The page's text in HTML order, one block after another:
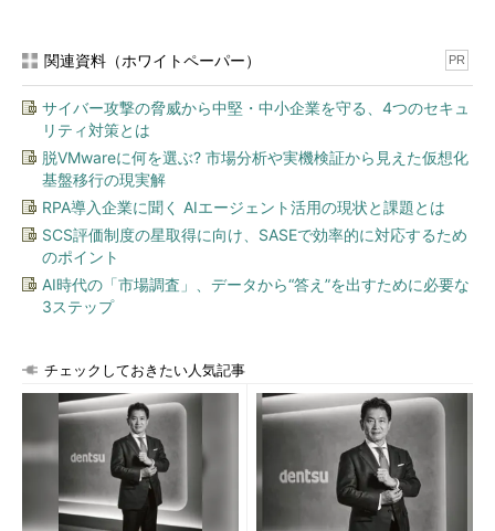
関連資料（ホワイトペーパー） PR
サイバー攻撃の脅威から中堅・中小企業を守る、4つのセキュ
リティ対策とは
脱VMwareに何を選ぶ? 市場分析や実機検証から見えた仮想化
基盤移行の現実解
RPA導入企業に聞く AIエージェント活用の現状と課題とは
SCS評価制度の星取得に向け、SASEで効率的に対応するため
のポイント
AI時代の「市場調査」、データから“答え”を出すために必要な
3ステップ
チェックしておきたい人気記事